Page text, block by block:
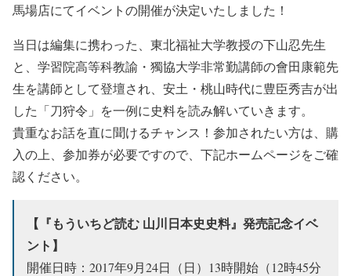
馬場店にてイベントの開催が決定いたしました！
当日は編集に携わった、東北福祉大学教授の下山忍先生
と、学習院高等科教諭・獨協大学非常勤講師の會田康範先
生を講師として登壇され、安土・桃山時代に豊臣秀吉が出
した「刀狩令」を一例に史料を読み解いていきます。
貴重なお話を直に聞けるチャンス！参加されたい方は、購
入の上、参加券が必要ですので、下記ホームページをご確
認ください。
【『もういちど読む 山川日本史史料』発売記念イベ
ント】
開催日時：2017年9月24日（日）13時開始（12時45分